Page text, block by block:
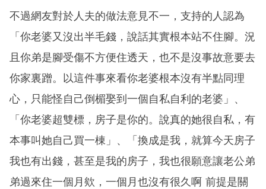
不過網友對於人夫的做法意見不一，支持的人認為
「你老婆又沒出半毛錢，說話其實根本站不住腳。況
且你弟是腳受傷不方便住透天，也不是沒事故意要去
你家裏蹭。以這件事來看你老婆根本沒有半點同理
心，只能怪自己倒楣娶到一個自私自利的老婆」、
「你老婆超雙標，房子是你的。說真的她很自私，有
本事叫她自己買一棟」、「換成是我，就算今天房子
我也有出錢，甚至是我的房子，我也很願意讓老公弟
弟過來住一個月欸，一個月也沒有很久啊 前提是關